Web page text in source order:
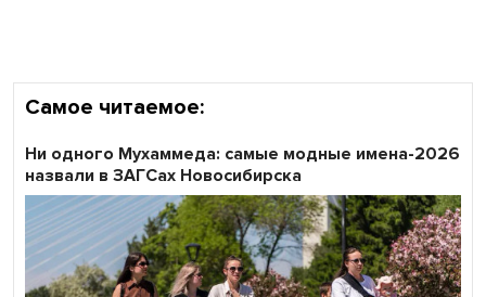
Самое читаемое:
Ни одного Мухаммеда: самые модные имена-2026
назвали в ЗАГСах Новосибирска